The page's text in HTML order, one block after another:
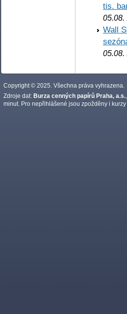
tis.
05.08.
Wall
05.08.
Copyright © 2025. Všechna práva vyhrazena.
Zdroje dat: Burza cenných papírů Praha, a.s.,
minut. Pro nepřihlášené jsou zpožděny i kurzy